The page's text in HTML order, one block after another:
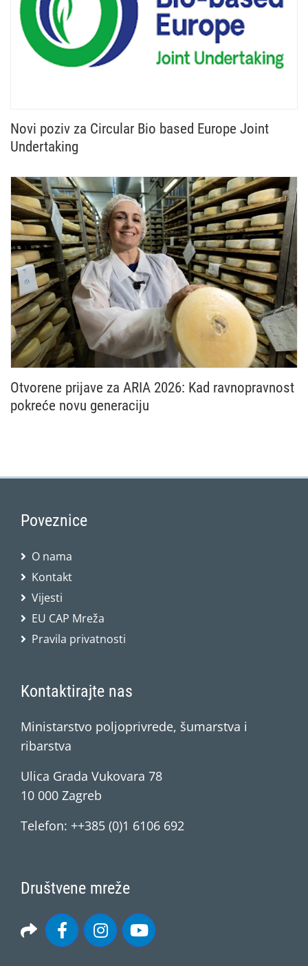
Novi poziv za Circular Bio based Europe Joint
Undertaking
Otvorene prijave za ARIA 2026: Kad ravnopravnost
pokreće novu generaciju
Poveznice
O nama
Kontakt
Vijesti
EU CAP Mreža
Pravila privatnosti
Kontaktirajte nas
Ministarstvo poljoprivrede, šumarstva i
ribarstva
Ulica Grada Vukovara 78
10 000 Zagreb
Telefon: ++385 (0)1 6106 692
Društvene mreže